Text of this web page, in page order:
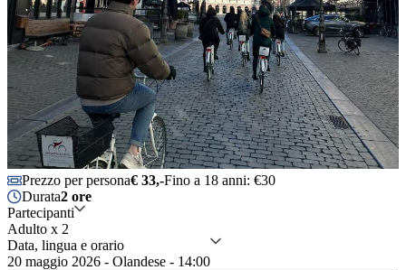
Prezzo per persona€ 33,-Fino a 18 anni: €30
Durata2 ore
Partecipanti
Adulto x 2
Data, lingua e orario
20 maggio 2026 - Olandese - 14:00